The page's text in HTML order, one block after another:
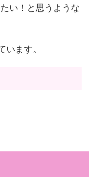
い！と思うような
います。